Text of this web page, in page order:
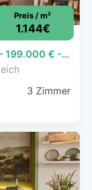
Preis / m²
1.144€
Wohnung zum Kauf - Schwarzenau - 199.000 € - 3 Zimmer, 174 m²
3 Zimmer